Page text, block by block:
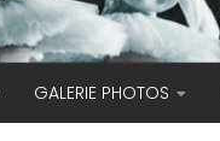
GALERIE PHOTOS